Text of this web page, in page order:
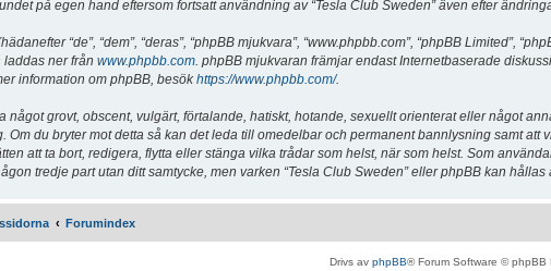
på egen hand eftersom fortsatt användning av “Tesla Club Sweden” även efter
“de”, “dem”, “deras”, “phpBB mjukvara”, “www.phpbb.com”, “phpBB Limited”,
laddas ner från www.phpbb.com. phpBB mjukvaran främjar endast Internetbaserade
information om phpBB, besökhttps://www.phpbb.com/.
något grovt, obscent, vulgärt, förtalande, hatiskt, hotande, sexuellt orienterat eller något
Om du bryter mot detta så kan det leda till omedelbar och permanent bannlysning samt
att ta bort, redigera, flytta eller stänga vilka trådar som helst, när som helst. Som
tredje part utan ditt samtycke, men varken “Tesla Club Sweden” eller phpBB kan
Forumindex
Drivs av phpBB® Forum Software © phpBB